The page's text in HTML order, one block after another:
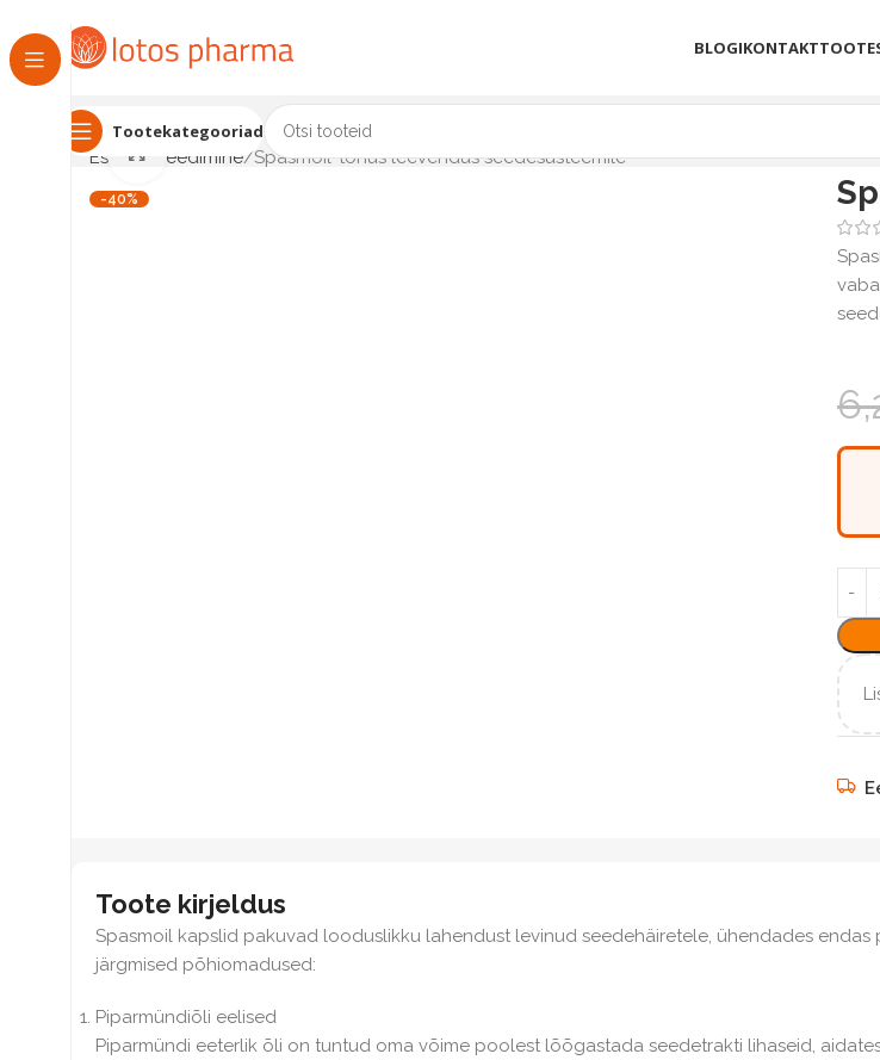
BLOGIKONTAKT
Tootekategooriad
Esileht Seedimine Spasmoil-tõhus leevendus seedesüsteemile
-40%
Click to enlarge
Toote kirjeldus
Spasmoil kapslid pakuvad looduslikku lahendust levinud seedehäiretele, ühendades
järgmised põhiomadused:
Piparmündiõli eelised
Piparmündi eeterlik õli on tuntud oma võime poolest lõõgastada seedetrakti lihaseid,